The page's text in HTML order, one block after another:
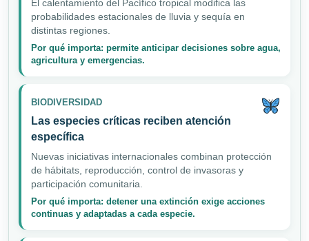
El calentamiento del Pacífico tropical modifica las
probabilidades estacionales de lluvia y sequía en
distintas regiones.
Por qué importa: permite anticipar decisiones sobre agua,
agricultura y emergencias.
BIODIVERSIDAD
Las especies críticas reciben atención
específica
Nuevas iniciativas internacionales combinan protección
de hábitats, reproducción, control de invasoras y
participación comunitaria.
Por qué importa: detener una extinción exige acciones
continuas y adaptadas a cada especie.